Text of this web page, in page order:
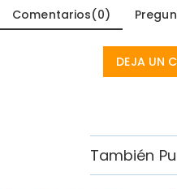
Comentarios(0)
DEJA UN
También